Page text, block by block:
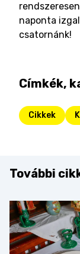
naponta
csatornánk!
Címkék,
Cikkek
További